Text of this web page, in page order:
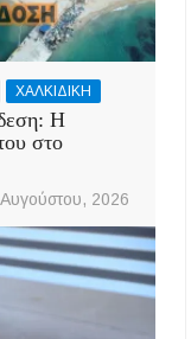
ΧΑΛΚΙΔΙΚΗ
Η
στο
2026